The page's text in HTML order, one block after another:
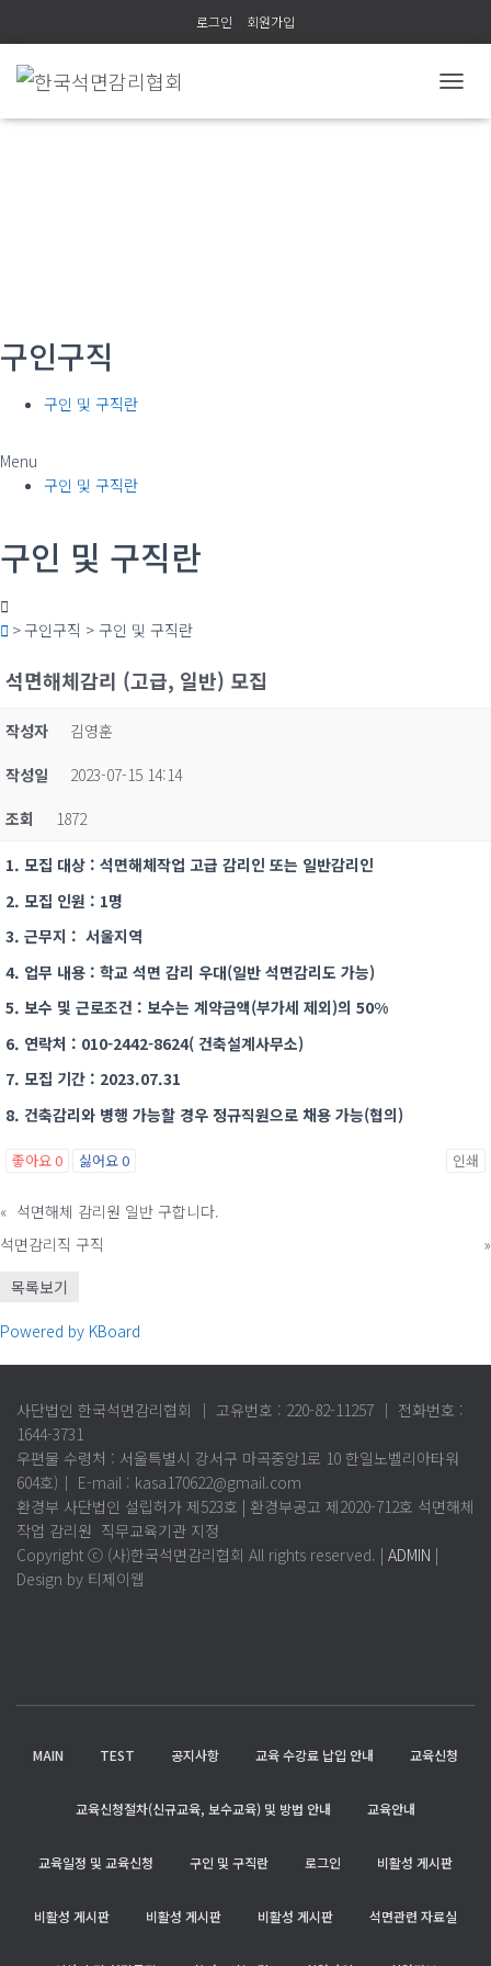
로그인 회원가입
비
구인구직
구인 및 구직란
Menu
구인 및 구직란
구인 및 구직란
> 구인구직 > 구인 및 구직란
석면해체감리 (고급, 일반) 모집
작성자
김영훈
작성일
2023-07-15 14:14
조회
1872
1. 모집 대상 : 석면해체작업 고급 감리인 또는 일반감리인
2. 모집 인원 : 1명
3. 근무지 : 서울지역
4. 업무 내용 : 학교 석면 감리 우대(일반 석면감리도 가능)
5. 보수 및 근로조건 : 보수는 계약금액(부가세 제외)의 50%
6. 연락처 : 010-2442-8624( 건축설계사무소)
7. 모집 기간 : 2023.07.31
8. 건축감리와 병행 가능할 경우 정규직원으로 채용 가능(협의)
좋아요0 싫어요0 인쇄
« 석면해체 감리원 일반 구합니다.
석면감리직 구직
»
목록보기
Powered by KBoard
사단법인 한국석면감리협회 │ 고유번호 : 220-82-11257 │ 전화번호 :
1644-3731
우편물 수령처 : 서울특별시 강서구 마곡중앙1로 10 한일노벨리아타워
604호)│ E-mail : kasa170622@gmail.com
환경부 사단법인 설립허가 제523호 | 환경부공고 제2020-712호 석면해체
작업 감리원 직무교육기관 지정
Copyright ⓒ (사)한국석면감리협회 All rights reserved. | ADMIN |
Design by 티제이웹
MAIN TEST 공지사항 교육 수강료 납입 안내 교육신청
교육신청절차(신규교육, 보수교육) 및 방법 안내 교육안내
교육일정 및 교육신청 구인 및 구직란 로그인 비활성 게시판
비활성 게시판 비활성 게시판 비활성 게시판 석면관련 자료실